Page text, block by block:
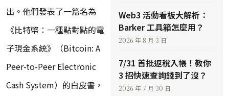
出。他們發表了一篇名為
《比特幣：一種點對點的電
子現金系統》（Bitcoin: A
Peer-to-Peer Electronic
Cash System）的白皮書，
Web3 活動看板大解析：
Barker 工具箱怎麼用？
2026 年 8 月 3 日
7/31 首批返稅入帳！教你
3 招快速查詢錢到了沒？
2026 年 7 月 30 日